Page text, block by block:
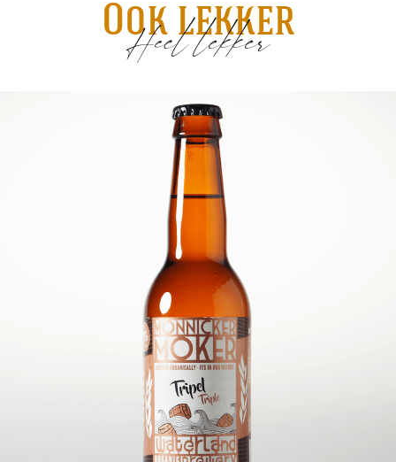
Ook lekker
Heel lekker